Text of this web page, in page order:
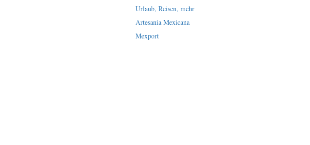
Urlaub, Reisen, mehr
Artesania Mexicana
Mexport